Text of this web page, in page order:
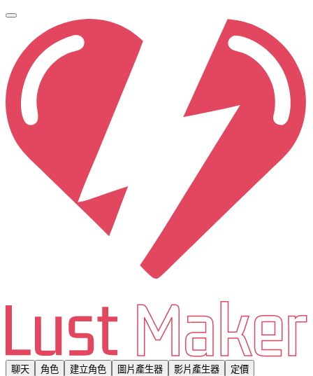
聊天 角色 建立角色 圖片產生器 影片產生器
定價